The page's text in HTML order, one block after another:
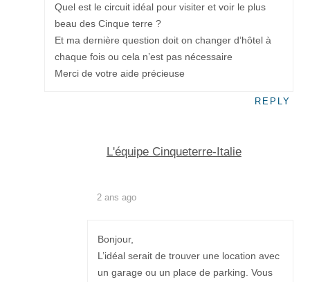
Quel est le circuit idéal pour visiter et voir le plus
beau des Cinque terre ?
Et ma dernière question doit on changer d’hôtel à
chaque fois ou cela n’est pas nécessaire
Merci de votre aide précieuse
REPLY
L'équipe Cinqueterre-Italie
2 ans ago
Bonjour,
L’idéal serait de trouver une location avec
un garage ou un place de parking. Vous